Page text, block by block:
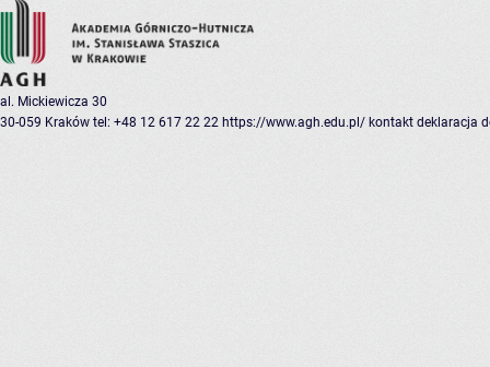
al. Mickiewicza 30
30-059 Kraków tel: +48 12 617 22 22 https://www.agh.edu.pl/ kontakt deklaracja